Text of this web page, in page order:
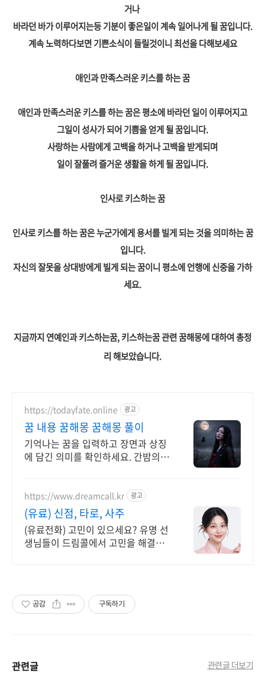
거나
바라던 바가 이루어지는등 기분이 좋은일이 계속 일어나게 될 꿈입니다.
계속 노력하다보면 기쁜소식이 들릴것이니 최선을 다해보세요
애인과 만족스러운 키스를 하는 꿈
애인과 만족스러운 키스를 하는 꿈은 평소에 바라던 일이 이루어지고
그일이 성사가 되어 기쁨을 얻게 될 꿈입니다.
사랑하는 사람에게 고백을 하거나 고백을 받게되며
일이 잘풀려 즐거운 생활을 하게 될 꿈입니다.
인사로 키스하는 꿈
인사로 키스를 하는 꿈은 누군가에게 용서를 빌게 되는 것을 의미하는 꿈
입니다.
자신의 잘못을 상대방에게 빌게 되는 꿈이니 평소에 언행에 신중을 가하
세요.
지금까지 연예인과 키스하는꿈, 키스하는꿈 관련 꿈해몽에 대하여 총정
리 해보았습니다.
https://todayfate.online 광고
꿈 내용 꿈해몽 꿈해몽 풀이
기억나는 꿈을 입력하고 장면과 상징
에 담긴 의미를 확인하세요. 간밤의
https://www.dreamcall.kr 광고
(유료) 신점, 타로, 사주
(유료전화) 고민이 있으세요? 유명 선
생님들이 드림콜에서 고민을 해결해
공감 구독하기
관련글 관련글 더보기